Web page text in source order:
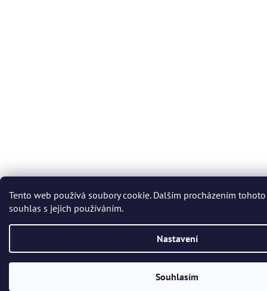
Tento web používá soubory cookie. Dalším procházením
souhlas s jejich používáním.
Nastavení
Souhlasím